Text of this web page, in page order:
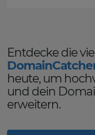
Entdecke die
heute, um
und dein
erweitern.